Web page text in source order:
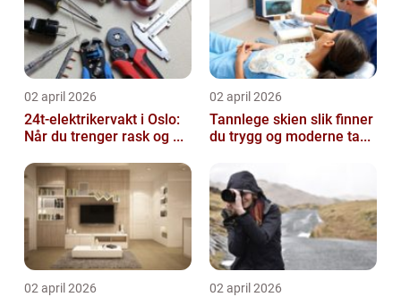
02 april 2026
24t-elektrikervakt i Oslo:
Når du trenger rask og ...
02 april 2026
Tannlege skien slik finner
du trygg og moderne ta...
02 april 2026 02 april 2026